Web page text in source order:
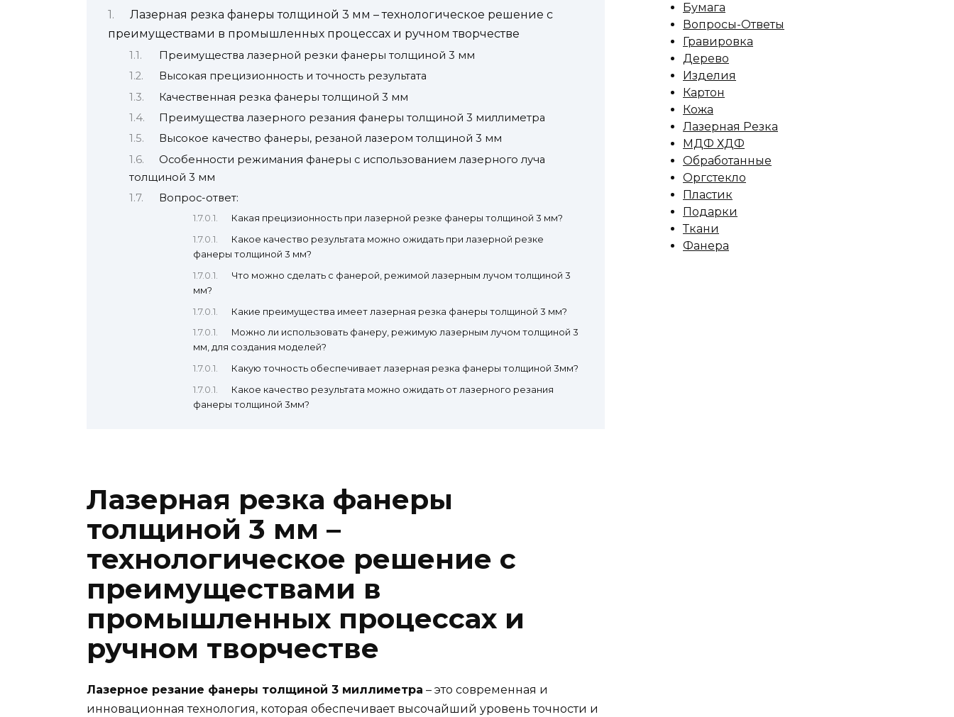
Лазерная резка фанеры толщиной 3 мм – технологическое решение с
преимуществами в промышленных процессах и ручном творчестве
Преимущества лазерной резки фанеры толщиной 3 мм
Высокая прецизионность и точность результата
Качественная резка фанеры толщиной 3 мм
Преимущества лазерного резания фанеры толщиной 3 миллиметра
Высокое качество фанеры, резаной лазером толщиной 3 мм
Особенности режимания фанеры с использованием лазерного луча
толщиной 3 мм
Вопрос-ответ:
Какая прецизионность при лазерной резке фанеры толщиной 3 мм?
Какое качество результата можно ожидать при лазерной резке
фанеры толщиной 3 мм?
Что можно сделать с фанерой, режимой лазерным лучом толщиной 3
мм?
Какие преимущества имеет лазерная резка фанеры толщиной 3 мм?
Можно ли использовать фанеру, режимую лазерным лучом толщиной 3
мм, для создания моделей?
Какую точность обеспечивает лазерная резка фанеры толщиной 3мм?
Какое качество результата можно ожидать от лазерного резания
фанеры толщиной 3мм?
Лазерная резка фанеры
толщиной 3 мм –
технологическое решение с
преимуществами в
промышленных процессах и
ручном творчестве
Лазерное резание фанеры толщиной 3 миллиметра – это современная и
инновационная технология, которая обеспечивает высочайший уровень точности и
Бумага
Вопросы-Ответы
Гравировка
Дерево
Изделия
Картон
Кожа
Лазерная Резка
МДФ ХДФ
Обработанные
Оргстекло
Пластик
Подарки
Ткани
Фанера